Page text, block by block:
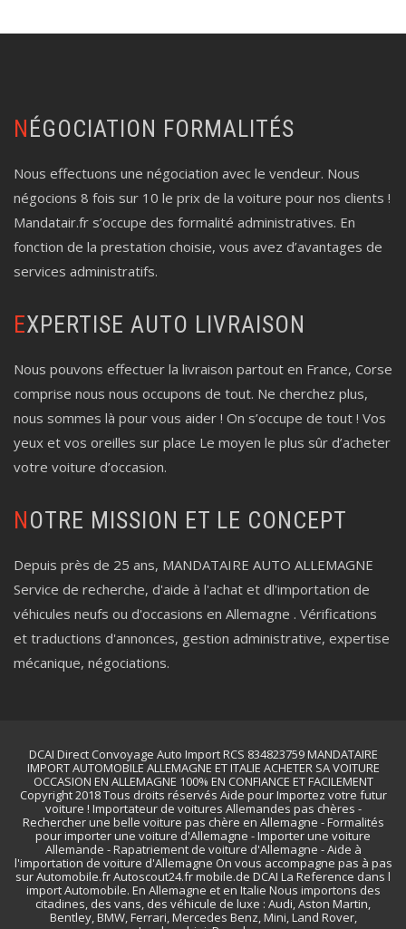
NÉGOCIATION FORMALITÉS
Nous effectuons une négociation avec le vendeur. Nous
négocions 8 fois sur 10 le prix de la voiture pour nos clients !
Mandatair.fr s’occupe des formalité administratives. En
fonction de la prestation choisie, vous avez d’avantages de
services administratifs.
EXPERTISE AUTO LIVRAISON
Nous pouvons effectuer la livraison partout en France, Corse
comprise nous nous occupons de tout. Ne cherchez plus,
nous sommes là pour vous aider ! On s’occupe de tout ! Vos
yeux et vos oreilles sur place Le moyen le plus sûr d’acheter
votre voiture d’occasion.
NOTRE MISSION ET LE CONCEPT
Depuis près de 25 ans, MANDATAIRE AUTO ALLEMAGNE
Service de recherche, d'aide à l'achat et dl'importation de
véhicules neufs ou d'occasions en Allemagne . Vérifications
et traductions d'annonces, gestion administrative, expertise
mécanique, négociations.
DCAI Direct Convoyage Auto Import RCS 834823759 MANDATAIRE
IMPORT AUTOMOBILE ALLEMAGNE ET ITALIE ACHETER SA VOITURE
OCCASION EN ALLEMAGNE 100% EN CONFIANCE ET FACILEMENT
Copyright 2018 Tous droits réservés Aide pour Importez votre futur
voiture ! Importateur de voitures Allemandes pas chères -
Rechercher une belle voiture pas chère en Allemagne - Formalités
pour importer une voiture d'Allemagne - Importer une voiture
Allemande - Rapatriement de voiture d'Allemagne - Aide à
l'importation de voiture d'Allemagne On vous accompagne pas à pas
sur Automobile.fr Autoscout24.fr mobile.de DCAI La Reference dans l
import Automobile. En Allemagne et en Italie Nous importons des
citadines, des vans, des véhicule de luxe : Audi, Aston Martin,
Bentley, BMW, Ferrari, Mercedes Benz, Mini, Land Rover,